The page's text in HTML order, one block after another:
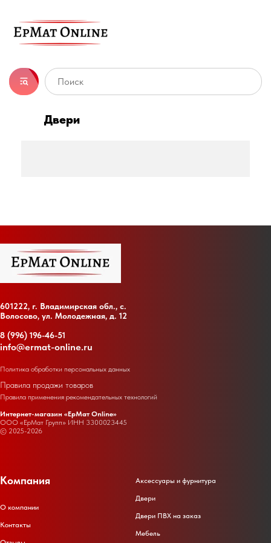
Двери
601222, г. Владимирская обл., с.
Волосово, ул. Молодежная, д. 12
8 (996) 196-46-51
info@ermat-online.ru
Политика обработки персональных данных
Правила продажи товаров
Правила применения рекомендательных технологий
Интернет-магазин «ЕрМат Online»
ООО «ЕрМат Групп» ИНН 3300023445
© 2025-2026
Компания
О компании
Контакты
Аксессуары и фурнитура
Двери
Двери ПВХ на заказ
Мебель